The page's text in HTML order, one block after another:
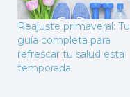
Reajuste primaveral: Tu
guía completa para
refrescar tu salud esta
temporada